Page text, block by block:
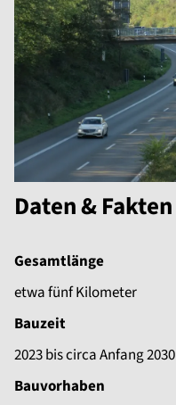
Daten & Fakten
Gesamtlänge
etwa fünf Kilometer
Bauzeit
2023 bis circa Anfang 2030
Bauvorhaben